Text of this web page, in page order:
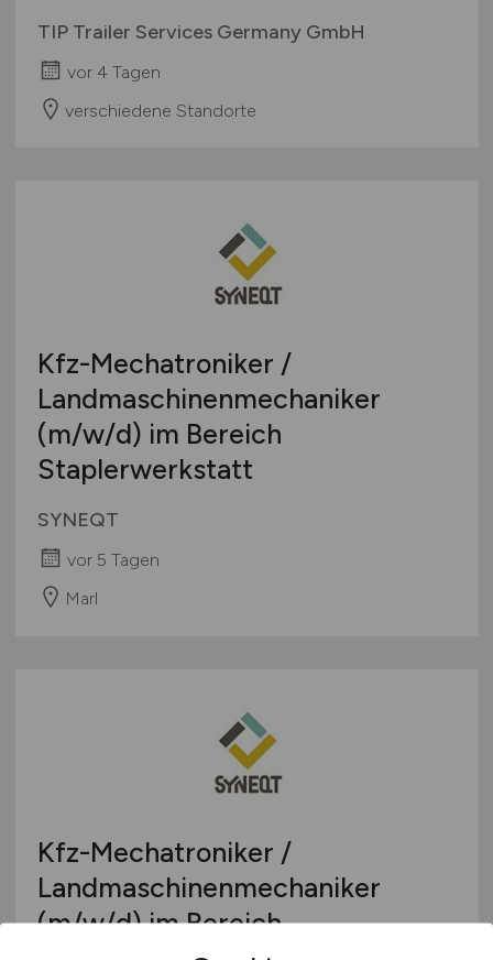
TIP Trailer Services Germany GmbH
vor 4 Tagen
verschiedene Standorte
Kfz-Mechatroniker /
Landmaschinenmechaniker
(m/w/d) im Bereich
Staplerwerkstatt
SYNEQT
vor 5 Tagen
Marl
Kfz-Mechatroniker /
Landmaschinenmechaniker
(m/w/d)im Bereich